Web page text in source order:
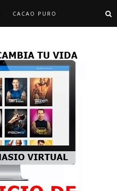
CACAO PURO